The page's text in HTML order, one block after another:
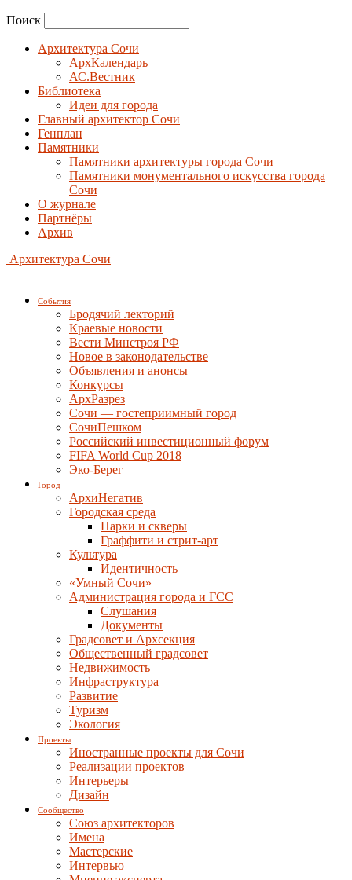
Поиск
Архитектура Сочи
АрхКалендарь
АС.Вестник
Библиотека
Идеи для города
Главный архитектор Сочи
Генплан
Памятники
Памятники архитектуры города Сочи
Памятники монументального искусства города
Сочи
О журнале
Партнёры
Архив
Архитектура Сочи
События
Бродячий лекторий
Краевые новости
Вести Минстроя РФ
Новое в законодательстве
Объявления и анонсы
Конкурсы
АрхРазрез
Сочи — гостеприимный город
СочиПешком
Российский инвестиционный форум
FIFA World Cup 2018
Эко-Берег
Город
АрхиНегатив
Городская среда
Парки и скверы
Граффити и стрит-арт
Культура
Идентичность
«Умный Сочи»
Администрация города и ГСС
Слушания
Документы
Градсовет и Архсекция
Общественный градсовет
Недвижимость
Инфраструктура
Развитие
Туризм
Экология
Проекты
Иностранные проекты для Сочи
Реализации проектов
Интерьеры
Дизайн
Сообщество
Союз архитекторов
Имена
Мастерские
Интервью